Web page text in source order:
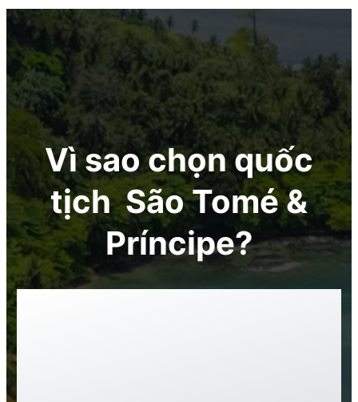
Vì sao chọn quốc
tịch São Tomé &
Príncipe?